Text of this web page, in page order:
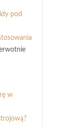
pod
w